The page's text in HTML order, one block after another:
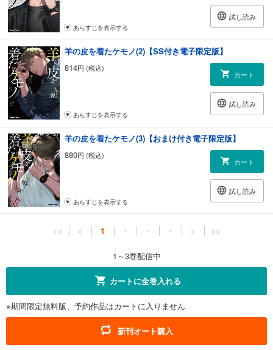
試し読み
あらすじを表示する
羊の皮を着たケモノ(2)【SS付き電子限定版】
814円 (税込)
カート
試し読み
あらすじを表示する
羊の皮を着たケモノ(3)【おまけ付き電子限定版】
880円 (税込)
カート
試し読み
あらすじを表示する
<< < 1 ・ ・ ・ > >>
1～3巻配信中
カートに全巻入れる
※期間限定無料版、予約作品はカートに入りません
新刊オート購入